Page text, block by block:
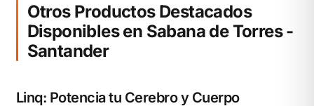
Otros Productos Destacados
Disponibles en Sabana de Torres -
Santander
Linq: Potencia tu Cerebro y Cuerpo